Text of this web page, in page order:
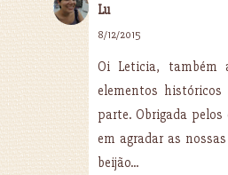
Lu
8/12/2015
Oi Leticia, também
elementos
parte. Obrigada
em agradar as
beijão...